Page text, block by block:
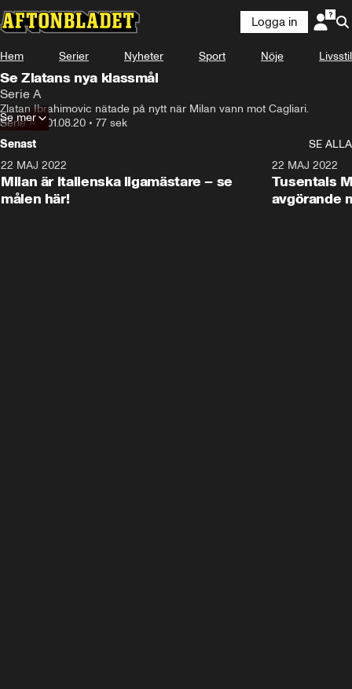
Logga in
Hem Serier Nyheter Sport Nöje Livsstil
Se Zlatans nya klassmål
Serie A
Zlatan Ibrahimovic nätade på nytt när Milan vann mot Cagliari.
Serie A • 01.08.20 • 77 sek
Se mer
Senast
SE ALLA
22 MAJ 2022
Milan är italienska ligamästare – se
målen här!
22 MAJ 2022
Tusentals
avgörande